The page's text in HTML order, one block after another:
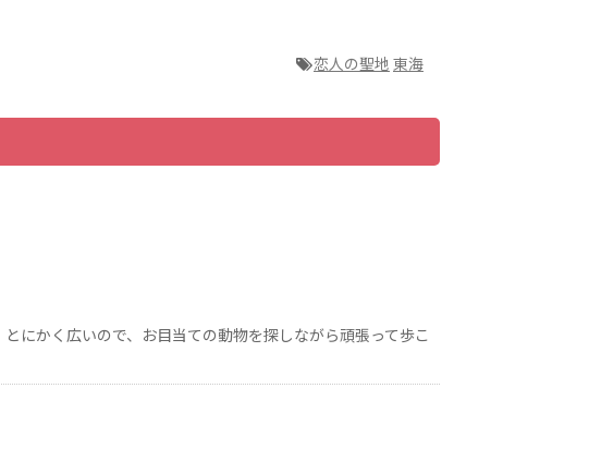
恋人の聖地 東海
にかく広いので、お目当ての動物を探しながら頑張って歩こ